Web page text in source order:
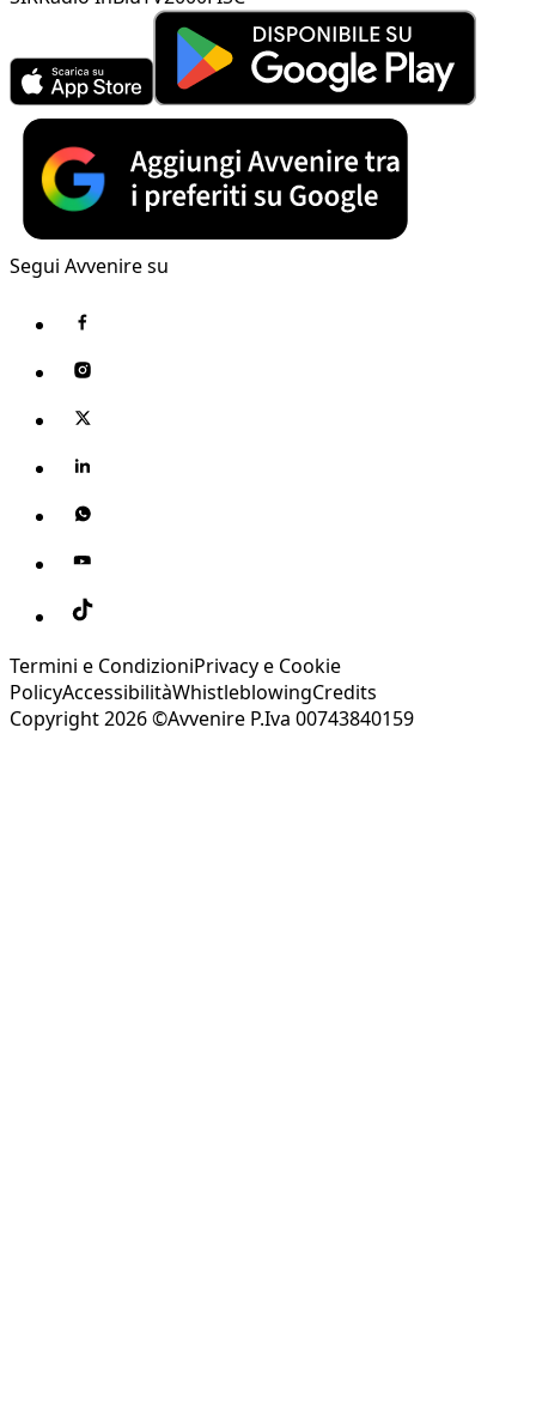
Segui Avvenire su
Termini e CondizioniPrivacy e Cookie
PolicyAccessibilitàWhistleblowingCredits
Copyright 2026 ©Avvenire P.Iva 00743840159